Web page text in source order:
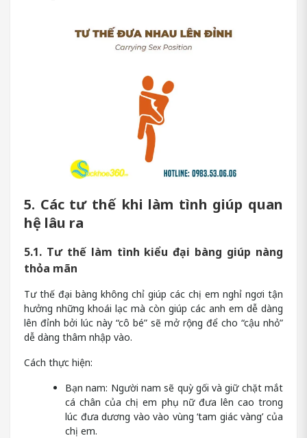
5. Các tư thế khi làm tình giúp quan
hệ lâu ra
5.1. Tư thế làm tình kiểu đại bàng giúp nàng
thỏa mãn
Tư thế đại bàng không chỉ giúp các chị em nghỉ ngơi tận
hưởng những khoái lạc mà còn giúp các anh em dễ dàng
lên đỉnh bởi lúc này “cô bé” sẽ mở rộng để cho “cậu nhỏ”
dễ dàng thâm nhập vào.
Cách thực hiện:
Bạn nam: Người nam sẽ quỳ gối và giữ chặt mắt
cá chân của chị em phụ nữ đưa lên cao trong
lúc đưa dương vào vào vùng ‘tam giác vàng’ của
chị em.